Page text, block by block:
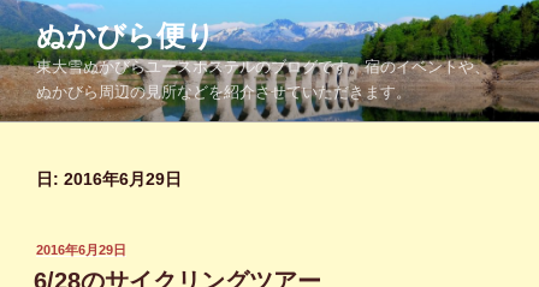
コ
ン
テ
ン
ツ
ぬかびら便り
東大雪ぬかびらユースホステルのブログです。宿のイベントや、
ぬかびら周辺の見所などを紹介させていただきます。
日: 2016年6月29日
投
稿
2016年6月29日
6/28のサイクリングツアー